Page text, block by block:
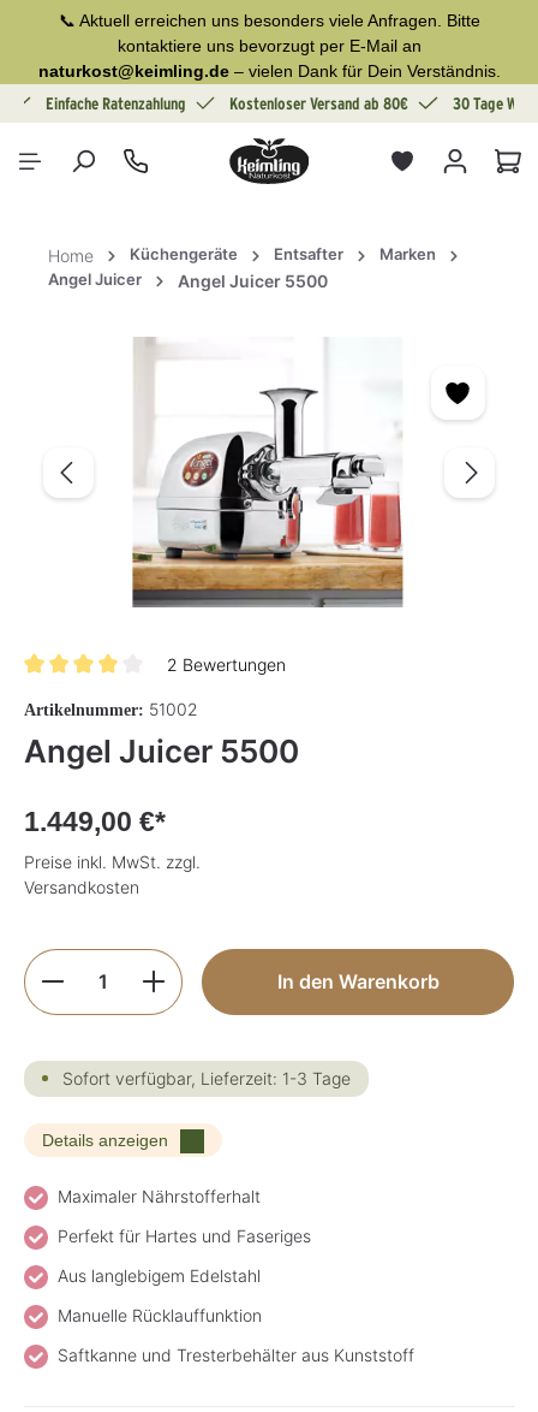
springen
📞 Aktuell erreichen uns besonders viele Anfragen. Bitte
kontaktiere uns bevorzugt per E-Mail an
naturkost@keimling.de– vielen Dank für Dein Verständnis.
Einfache Ratenzahlung Kostenloser Versand ab 80€ 30 Tage
Home Küchengeräte Entsafter
Marken
Angel Juicer
Angel Juicer 5500
Bildergalerie überspringen
2 Bewertungen
Artikelnummer: 51002
Angel Juicer 5500
1.449,00 €*
Preise inkl. MwSt. zzgl.
Versandkosten
Produkt Anzahl: Gib den gewünschten
In den Warenkorb
Sofort verfügbar, Lieferzeit: 1-3 Tage
Details anzeigen
Maximaler Nährstofferhalt
Perfekt für Hartes und Faseriges
Aus langlebigem Edelstahl
Manuelle Rücklauffunktion
Saftkanne und Tresterbehälter aus Kunststoff